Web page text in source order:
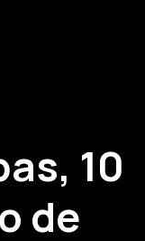
10
de